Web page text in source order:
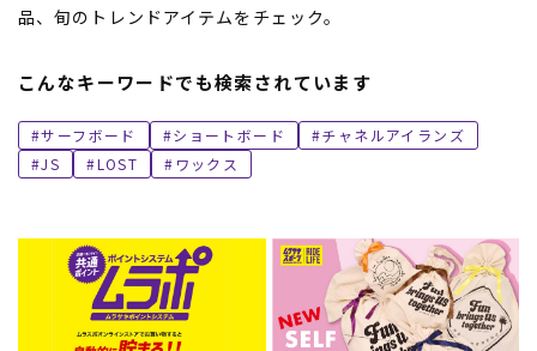
ニュース
ムラサキスポーツ 公式アプリ
ポイント・クーポンもこのアプリで！
品、旬のトレンドアイテムをチェック。
こんなキーワードでも検索されています
サーフボード ショートボード
チャネルアイランズ
JS
LOST ワックス